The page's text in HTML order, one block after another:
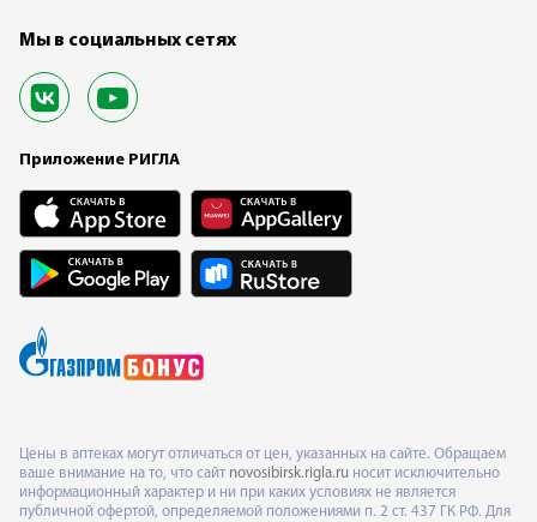
Мы в социальных сетях
Приложение РИГЛА
Цены в аптеках могут отличаться от цен, указанных на сайте. Обращаем
ваше внимание на то, что сайт novosibirsk.rigla.ru носит исключительно
информационный характер и ни при каких условиях не является
публичной офертой, определяемой положениями п. 2 ст. 437 ГК РФ. Для